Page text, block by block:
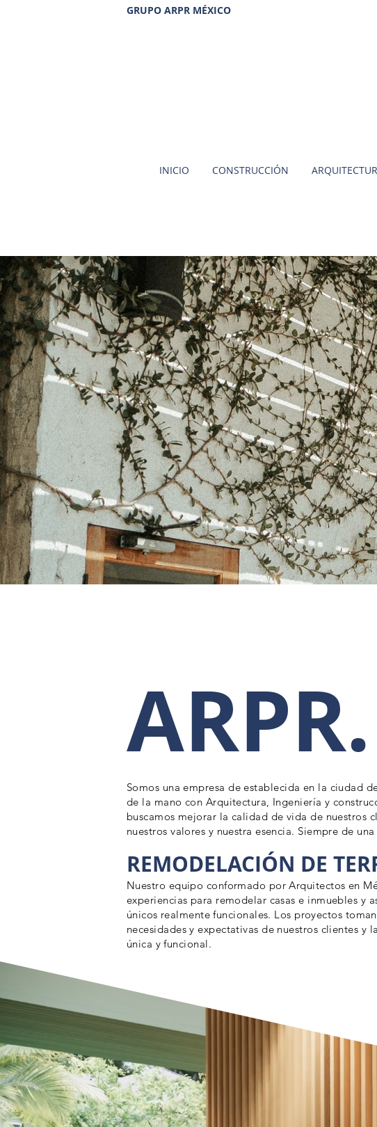
GRUPO ARPR MÉXICO
INICIO CONSTRUCCIÓN
ARPR.
Somos una empresa deestablecida en la ciudad
de la mano con Arquitectura, Ingeniería y
buscamos mejorar la calidad de vida de nuestros
nuestros valores y nuestra esencia. Siempre de
REMODELACIÓN DE
Nuestro equipo conformado por Arquitectos en
experiencias para remodelar casas e inmuebles y
únicos realmente funcionales. Los proyectos
necesidades y expectativas de nuestros clientes y
única y funcional.